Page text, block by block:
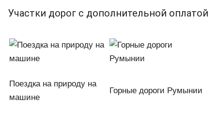
Участки дорог с дополнительной оплатой
Поездка на природу на
машине
Горные дороги Румынии